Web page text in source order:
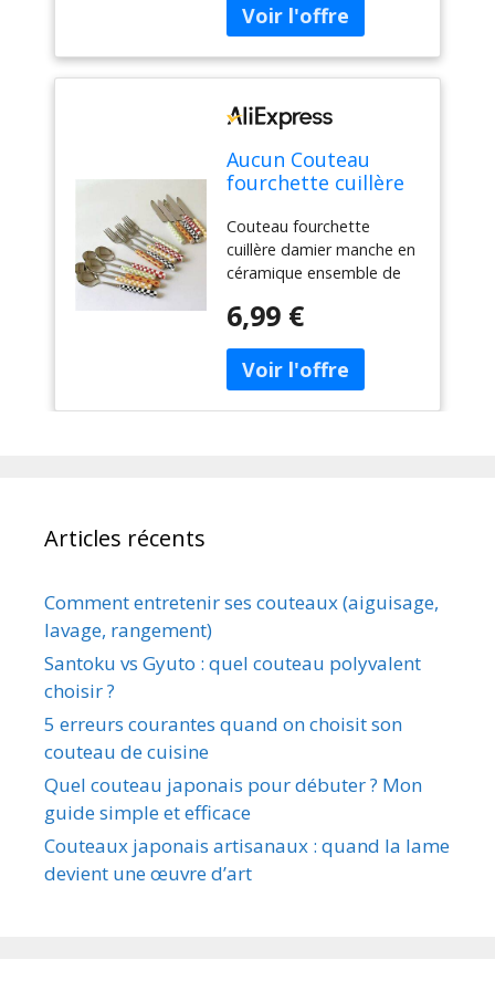
Aucun Couteau
fourchette cuillère
céramique
ensemble de
couverts vaisselle
fourchette à
Dessert couteau
cuillère 3
pièces/ensemble
Couteau fourchette
cuillère damier manche en
céramique ensemble de
occidentale fourchette à
pièces/ensemble
6,99 €
Articles récents
Comment entretenir ses couteaux (aiguisage,
lavage, rangement)
Santoku vs Gyuto : quel couteau polyvalent
choisir ?
5 erreurs courantes quand on choisit son
couteau de cuisine
Quel couteau japonais pour débuter ? Mon
guide simple et efficace
Couteaux japonais artisanaux : quand la lame
devient une œuvre d’art